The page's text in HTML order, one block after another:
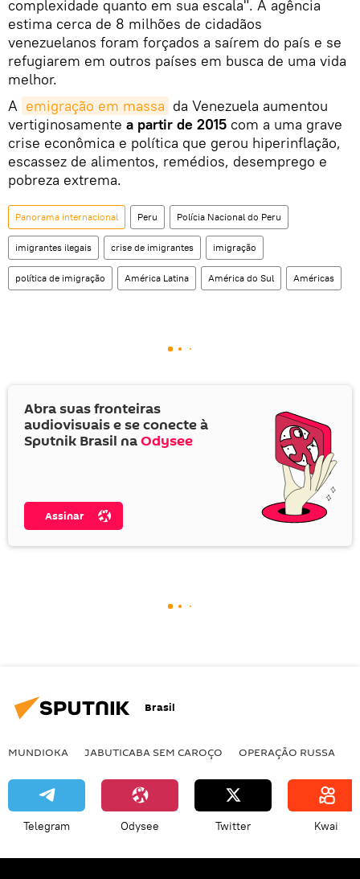
complexidade quanto em sua escala". A agência
estima cerca de 8 milhões de cidadãos
venezuelanos foram forçados a saírem do país e se
refugiarem em outros países em busca de uma vida
melhor.
A emigração em massa da Venezuela aumentou
vertiginosamente a partir de 2015 com a uma grave
crise econômica e política que gerou hiperinflação,
escassez de alimentos, remédios, desemprego e
pobreza extrema.
Panorama internacional Peru Polícia Nacional do Peru
imigrantes ilegais crise de imigrantes imigração
política de imigração América Latina América do Sul Américas
Abra suas fronteiras
audiovisuais e se conecte à
Sputnik Brasil naOdysee
Assinar
Brasil
MUNDIOKA JABUTICABA SEM CAROÇO OPERAÇÃO RUSSA
Telegram Odysee Twitter Kwai